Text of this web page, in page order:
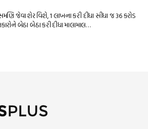
જેવા શેર વિશે, 1 લાખના કરી દીધા સીધા જ 36 કરોડ
બેઠા બેઠા કરી દીધા માલામાલ…